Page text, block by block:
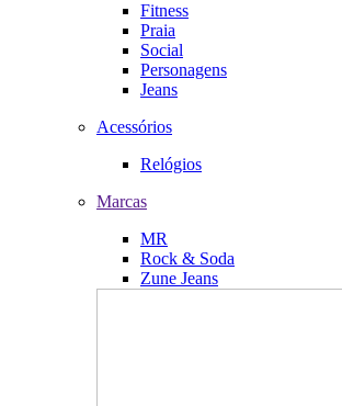
Fitness
Praia
Social
Personagens
Jeans
Acessórios
Relógios
Marcas
MR
Rock & Soda
Zune Jeans